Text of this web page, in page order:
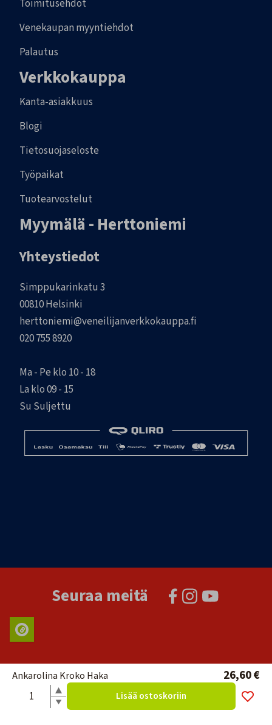
Ankarolina Kroko Haka 26,60 €
Lisää ostoskoriin
Toimitusehdot
Venekaupan myyntiehdot
Palautus
Verkkokauppa
Kanta-asiakkuus
Blogi
Tietosuojaseloste
Työpaikat
Tuotearvostelut
Myymälä - Herttoniemi
Yhteystiedot
Simppukarinkatu 3
00810 Helsinki
herttoniemi@veneilijanverkkokauppa.fi
020 755 8920
Ma - Pe klo 10 - 18
La klo 09 - 15
Su Suljettu
Seuraa meitä